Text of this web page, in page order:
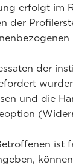
erfolgt
der
der
und die
ist